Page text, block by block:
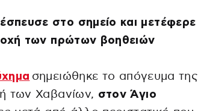
στο σημείο και μετέφερε
των πρώτων βοηθειών
σημειώθηκε το απόγευμα της
των Χαβανίων, στον Άγιο